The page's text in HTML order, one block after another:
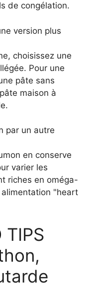
de congélation.
version plus
choisissez une
Pour une
pâte sans
maison à
par un autre
en conserve
varier les
riches en oméga-
"heart
TIPS